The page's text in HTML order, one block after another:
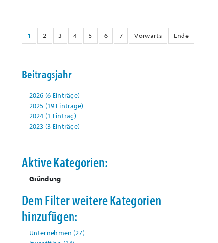
1 2 3 4 5 6 7 Vorwärts Ende
Beitragsjahr
2026 (6 Einträge)
2025 (19 Einträge)
2024 (1 Eintrag)
2023 (3 Einträge)
Aktive Kategorien:
Gründung
Dem Filter weitere Kategorien
hinzufügen:
Unternehmen (27)